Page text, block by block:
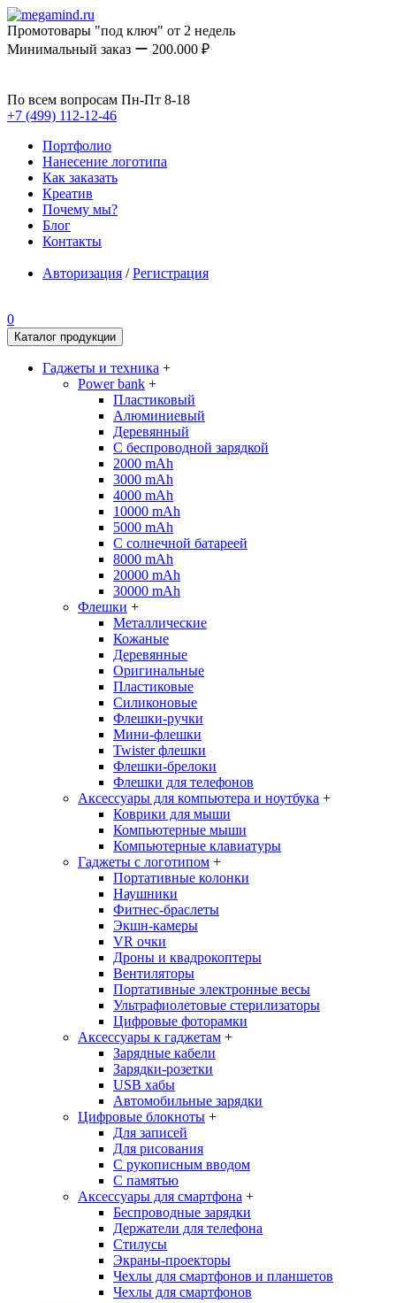
Промотовары "под ключ" от 2 недель
Минимальный заказ ー 200.000 ₽
По всем вопросам Пн-Пт 8-18
+7 (499) 112-12-46
Портфолио
Нанесение логотипа
Как заказать
Креатив
Почему мы?
Блог
Контакты
Авторизация /Регистрация
0
Каталог продукции
Гаджеты и техника +
Power bank +
Пластиковый
Алюминиевый
Деревянный
С беспроводной зарядкой
2000 mAh
3000 mAh
4000 mAh
10000 mAh
5000 mAh
С солнечной батареей
8000 mAh
20000 mAh
30000 mAh
Флешки +
Металлические
Кожаные
Деревянные
Оригинальные
Пластиковые
Силиконовые
Флешки-ручки
Мини-флешки
Twister флешки
Флешки-брелоки
Флешки для телефонов
Аксессуары для компьютера и ноутбука +
Коврики для мыши
Компьютерные мыши
Компьютерные клавиатуры
Гаджеты с логотипом +
Портативные колонки
Наушники
Фитнес-браслеты
Экшн-камеры
VR очки
Дроны и квадрокоптеры
Вентиляторы
Портативные электронные весы
Ультрафиолетовые стерилизаторы
Цифровые фоторамки
Аксессуары к гаджетам +
Зарядные кабели
Зарядки-розетки
USB хабы
Автомобильные зарядки
Цифровые блокноты +
Для записей
Для рисования
С рукописным вводом
С памятью
Аксессуары для смартфона +
Беспроводные зарядки
Держатели для телефона
Стилусы
Экраны-проекторы
Чехлы для смартфонов и планшетов
Чехлы для смартфонов